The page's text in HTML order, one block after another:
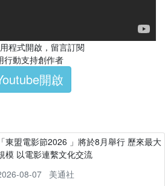
程式開啟，留言訂閱
行動支持創作者
開啟
「東盟電影節2026 」將於8月舉行 歷來最大
模 以電影連繫文化交流
08-07
美通社